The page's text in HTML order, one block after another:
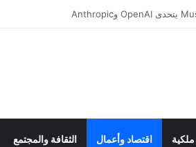
يقصي مالاوي من كان السيدات
ملكية اقتصاد وأعمال الثقافة والمجتمع